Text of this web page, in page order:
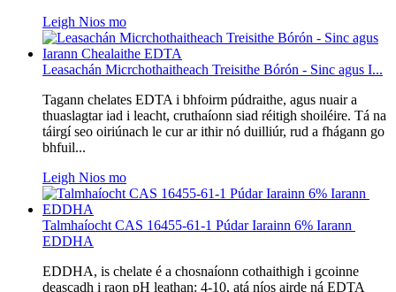
Leigh Nios mo
Leasachán Micrchothaitheach Treisithe Bórón - Sinc agus I...
Tagann chelates EDTA i bhfoirm púdraithe, agus nuair a
thuaslagtar iad i leacht, cruthaíonn siad réitigh shoiléire. Tá na
táirgí seo oiriúnach le cur ar ithir nó duilliúr, rud a fhágann go
bhfuil...
Leigh Nios mo
Talmhaíocht CAS 16455-61-1 Púdar Iarainn 6% Iarann ​​
EDDHA
EDDHA, is chelate é a chosnaíonn cothaithigh i gcoinne
deascadh i raon pH leathan: 4-10, atá níos airde ná EDTA